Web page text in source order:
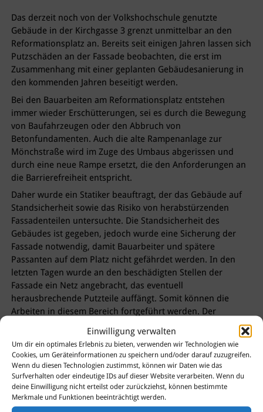
Einwilligung verwalten
Um dir ein optimales Erlebnis zu bieten, verwenden wir Technologien wie
Cookies, um Geräteinformationen zu speichern und/oder darauf zuzugreifen.
Wenn du diesen Technologien zustimmst, können wir Daten wie das
Surfverhalten oder eindeutige IDs auf dieser Website verarbeiten. Wenn du
deine Einwilligung nicht erteilst oder zurückziehst, können bestimmte
Merkmale und Funktionen beeinträchtigt werden.
Das derzeit noch von der Volkshochschule genutzte
Gebäude in der Kirchgasse 3 grenzt unmittelbar an den
Reformationsplatz an. Bereits seit einigen Jahren lassen sich
Putzschäden an der Fassade beobachten, die erst im
Zusammenhang mit einer geplanten Gebäudesanierung in
den kommenden Jahren beseitigt werden.
Bei den Bauarbeiten am Reformationsplatz entstehen
immer wieder Erschütterungen, sei es durch die Bewegung
von Baufahrzeugen oder den Abbruch von
Betonfundamenten. Auch die alte Rampenanlage zur
Mönchstraße wird im Zuge des Umbaus abgerissen und
durch eine neue Rampe ersetzt, die den Anforderungen an
die Barrierefreiheit entspricht.
Daher wurde ein Statiker beauftragt, der das Gebäude auf
Standsicherheit sowie das Risiko von herabstürzenden
Fassadenteilen untersuchte. Die Standsicherheit des
Gebäudes ist gegeben, jedoch wurde eine Sicherung der
Fassade notwendig, damit Bauarbeiter und spätere
Passanten auf dem Platz nicht gefährdet werden. In den
letzten Tagen wurde an den beschädigten Stellen der
Fassade ein Netz angebracht, das eventuell
herausbrechende Putzteile auffängt. Somit können die
Arbeiten in diesem Bereich fortgeführt werden. Der
Sie haben Fragen?
Dann kontaktieren Sie uns